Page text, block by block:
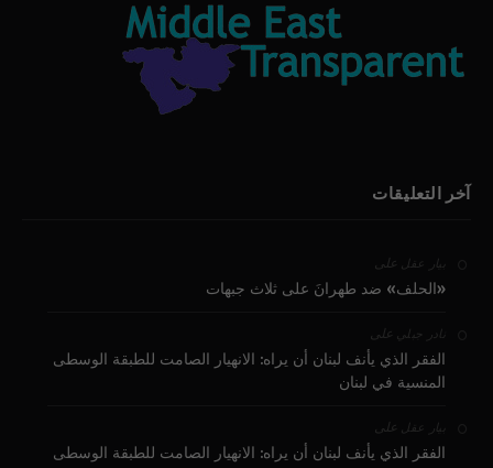
آخر التعليقات
بيار عقل على
«الحلف» ضد طهرانَ على ثلاث جبهات
نادر جبلي على
الفقر الذي يأنف لبنان أن يراه: الانهيار الصامت للطبقة الوسطى
المنسية في لبنان
بيار عقل على
الفقر الذي يأنف لبنان أن يراه: الانهيار الصامت للطبقة الوسطى